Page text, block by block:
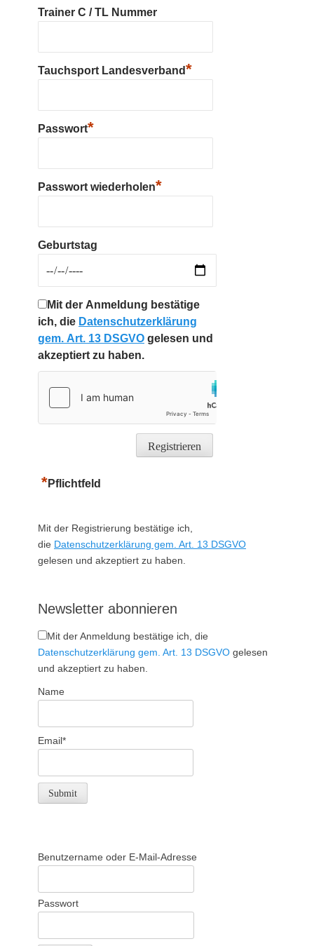
Trainer C / TL Nummer
Tauchsport Landesverband*
Passwort*
Passwort wiederholen*
Geburtstag
Mit der Anmeldung bestätige
ich, die Datenschutzerklärung
gem. Art. 13 DSGVO gelesen und
akzeptiert zu haben.
*Pflichtfeld
Mit der Registrierung bestätige ich,
die Datenschutzerklärung gem. Art. 13 DSGVO
gelesen und akzeptiert zu haben.
Newsletter abonnieren
Mit der Anmeldung bestätige ich, die
Datenschutzerklärung gem. Art. 13 DSGVO gelesen
und akzeptiert zu haben.
Name
Email*
Benutzername oder E-Mail-Adresse
Passwort